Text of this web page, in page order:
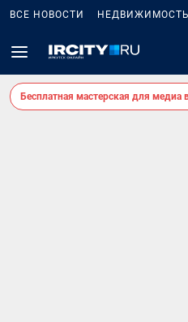
ВСЕ НОВОСТИ НЕДВИЖИМОСТЬ
Бесплатная мастерская для медиа